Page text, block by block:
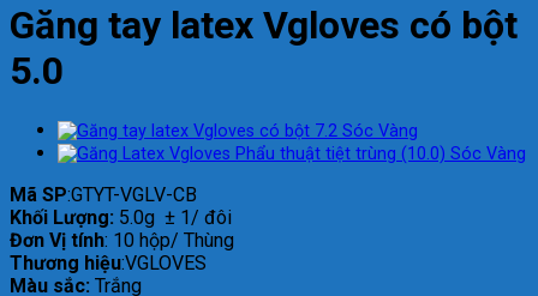
Găng tay latex Vgloves có bột
5.0
Mã SP:GTYT-VGLV-CB
Khối Lượng: 5.0g ± 1/ đôi
Đơn Vị tính: 10 hộp/ Thùng
Thương hiệu:VGLOVES
Màu sắc: Trắng